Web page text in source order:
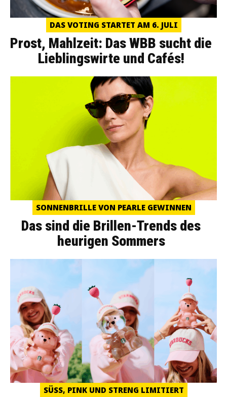
DAS VOTING STARTET AM 6. JULI
Prost, Mahlzeit: Das WBB sucht die
Lieblingswirte und Cafés!
SONNENBRILLE VON PEARLE GEWINNEN
Das sind die Brillen-Trends des
heurigen Sommers
SÜSS, PINK UND STRENG LIMITIERT